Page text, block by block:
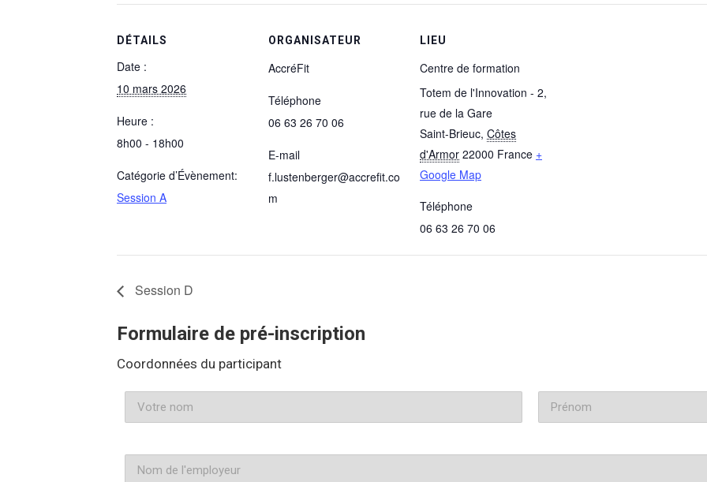
DÉTAILS
Date :
10 mars 2026
Heure :
8h00 - 18h00
Catégorie d’Évènement:
Session A
ORGANISATEUR
AccréFit
Téléphone
06 63 26 70 06
E-mail
f.lustenberger@accrefit.co
m
LIEU
Centre de formation
Totem de l'Innovation - 2,
rue de la Gare
Saint-Brieuc, Côtes
d'Armor 22000 France +
Google Map
Téléphone
06 63 26 70 06
Session D
Formulaire de pré-inscription
Coordonnées du participant